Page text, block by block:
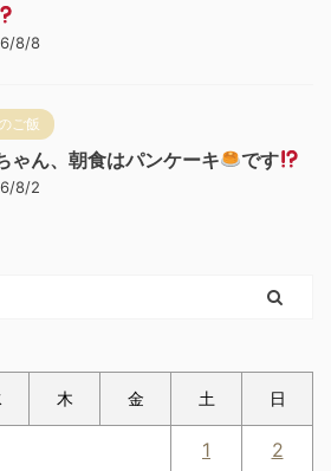
8/8
ご飯
ゃん、朝食はパンケーキ です
8/2
木 金 土 日
1 2